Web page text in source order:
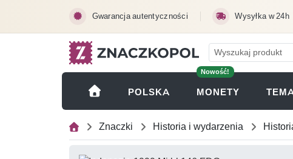
Gwarancja autentyczności Wysyłka w 24h
POLSKA
Nowość!
MONETY
Znaczki Historia i wydarzenia